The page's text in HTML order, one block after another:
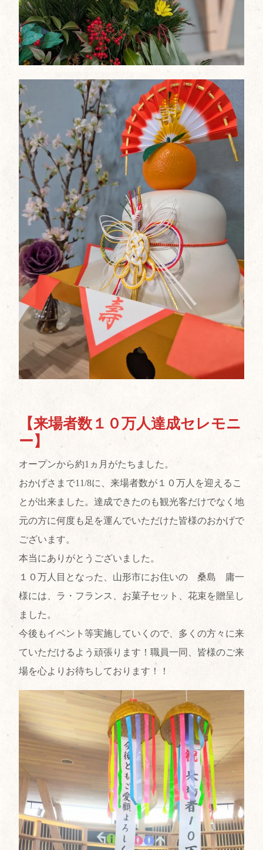
【来場者数１０万人達成セレモニ
ー】
オープンから約1ヵ月がたちました。
おかげさまで11/8に、来場者数が１０万人を迎えるこ
とが出来ました。達成できたのも観光客だけでなく地
元の方に何度も足を運んでいただけた皆様のおかげで
ございます。
本当にありがとうございました。
１０万人目となった、山形市にお住いの 桑島 庸一
様には、ラ・フランス、お菓子セット、花束を贈呈し
ました。
今後もイベント等実施していくので、多くの方々に来
ていただけるよう頑張ります！職員一同、皆様のご来
場を心よりお待ちしております！！